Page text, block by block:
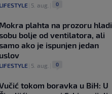
LIFESTYLE 5. aug. 0
Mokra plahta na prozoru hladi
bolje od ventilatora, ali
ako je ispunjen jedan
uslov
LIFESTYLE 5. aug. 0
tokom boravka u BiH: U